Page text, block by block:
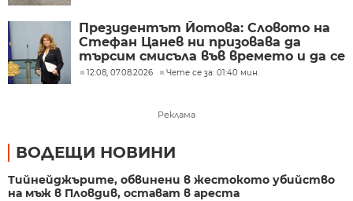
Президентът Йотова: Словото на
Стефан Цанев ни призовава да
търсим смисъла във времето и да се
ръководим от нравствената мяра
12:08, 07.08.2026 Чете се за: 01:40 мин.
Реклама
ВОДЕЩИ НОВИНИ
Тийнейджърите, обвинени в жестокото убийство
на мъж в Пловдив, остават в ареста